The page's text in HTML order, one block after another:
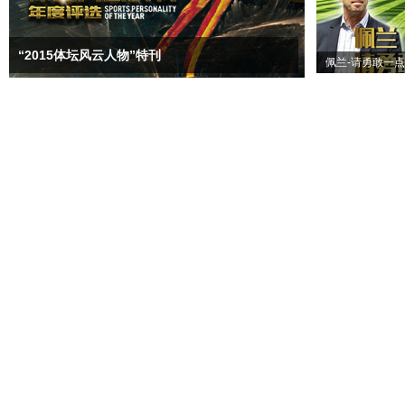
“2015体坛风云人物”特刊 佩兰-请勇敢一点